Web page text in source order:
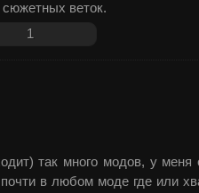
веток.
1
так много модов, у меня
в любом моде где или